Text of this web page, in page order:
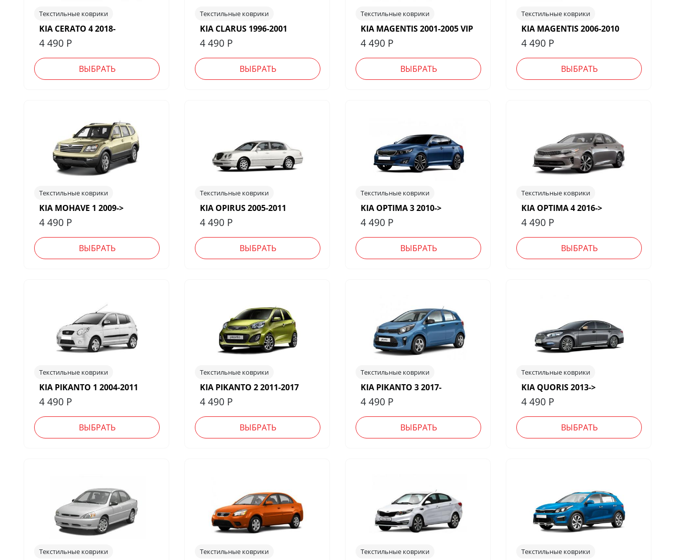
Текстильные коврики
KIA CERATO 4 2018-
4 490 Р
ВЫБРАТЬ
Текстильные коврики
KIA CLARUS 1996-2001
4 490 Р
ВЫБРАТЬ
Текстильные коврики
KIA MAGENTIS 2001-2005 VIP
4 490 Р
ВЫБРАТЬ
Текстильные коврики
KIA MAGENTIS 2006-2010
4 490 Р
ВЫБРАТЬ
Текстильные коврики
KIA MOHAVE 1 2009->
4 490 Р
ВЫБРАТЬ
Текстильные коврики
KIA OPIRUS 2005-2011
4 490 Р
ВЫБРАТЬ
Текстильные коврики
KIA OPTIMA 3 2010->
4 490 Р
ВЫБРАТЬ
Текстильные коврики
KIA OPTIMA 4 2016->
4 490 Р
ВЫБРАТЬ
Текстильные коврики
KIA PIKANTO 1 2004-2011
4 490 Р
ВЫБРАТЬ
Текстильные коврики
KIA PIKANTO 2 2011-2017
4 490 Р
ВЫБРАТЬ
Текстильные коврики
KIA PIKANTO 3 2017-
4 490 Р
ВЫБРАТЬ
Текстильные коврики
KIA QUORIS 2013->
4 490 Р
ВЫБРАТЬ
Текстильные коврики Текстильные коврики Текстильные коврики Текстильные коврики